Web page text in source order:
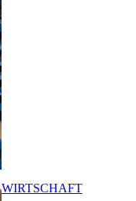
WIRTSCHAFT